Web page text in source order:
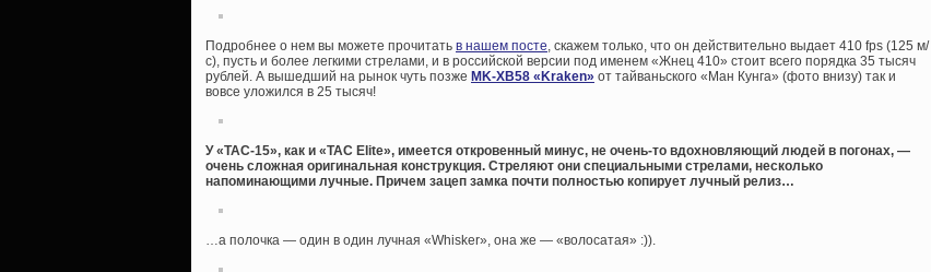
Подробнее о нем вы можете прочитать в нашем посте, скажем только, что он действительно выдает 410 fps (125 м/
с), пусть и более легкими стрелами, и в российской версии под именем «Жнец 410» стоит всего порядка 35 тысяч
рублей. А вышедший на рынок чуть позже MK-XB58 «Kraken» от тайваньского «Ман Кунга» (фото внизу) так и
вовсе уложился в 25 тысяч!
У «TAC-15», как и «TAC Elite», имеется откровенный минус, не очень-то вдохновляющий людей в погонах, —
очень сложная оригинальная конструкция. Стреляют они специальными стрелами, несколько
напоминающими лучные. Причем зацеп замка почти полностью копирует лучный релиз…
…а полочка — один в один лучная «Whisker», она же — «волосатая» :)).